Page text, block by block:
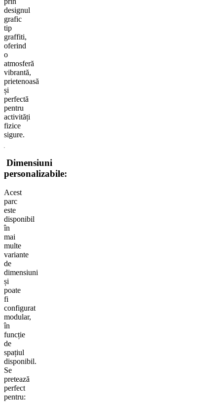
designul
grafic
tip
graffiti,
oferind
o
atmosferă
vibrantă,
prietenoasă
și
perfectă
pentru
activități
fizice
sigure.
Dimensiuni
personalizabile:
Acest
parc
este
disponibil
în
mai
multe
variante
de
dimensiuni
și
poate
fi
configurat
modular,
în
funcție
de
spațiul
disponibil.
Se
pretează
perfect
pentru: